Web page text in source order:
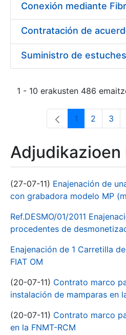
1 - 10 erakusten 486
Orrialdea
1 2 3
Adjudikazioen
(27-07-11) Enajenación de
con grabadora modelo MP
Ref.DESMO/01/2011
procedentes de
Enajenación de 1 Carretilla
FIAT OM
(20-07-11) Contrato marco
instalación de mamparas en
(20-07-11) Contrato marco
en la FNMT-RCM